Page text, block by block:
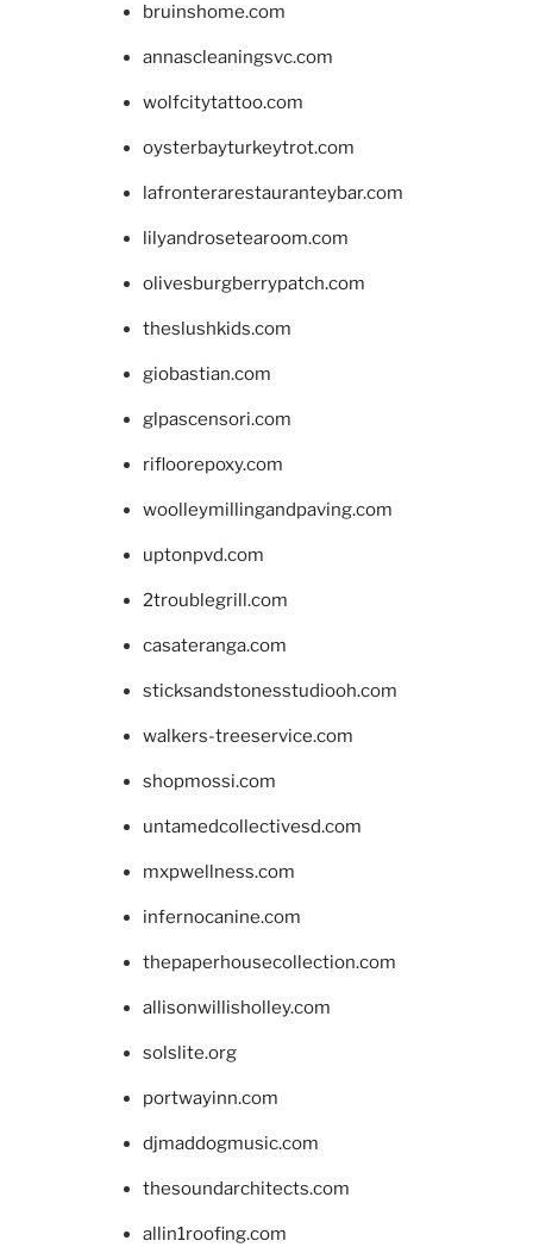
bruinshome.com
annascleaningsvc.com
wolfcitytattoo.com
oysterbayturkeytrot.com
lafronterarestauranteybar.com
lilyandrosetearoom.com
olivesburgberrypatch.com
theslushkids.com
giobastian.com
glpascensori.com
rifloorepoxy.com
woolleymillingandpaving.com
uptonpvd.com
2troublegrill.com
casateranga.com
sticksandstonesstudiooh.com
walkers-treeservice.com
shopmossi.com
untamedcollectivesd.com
mxpwellness.com
infernocanine.com
thepaperhousecollection.com
allisonwillisholley.com
solslite.org
portwayinn.com
djmaddogmusic.com
thesoundarchitects.com
allin1roofing.com